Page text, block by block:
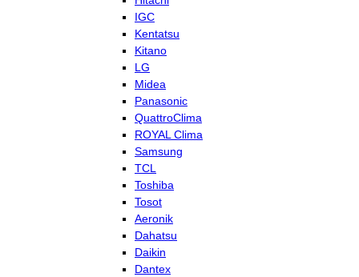
IGC
Kentatsu
Kitano
LG
Midea
Panasonic
QuattroClima
ROYAL Clima
Samsung
TCL
Toshiba
Tosot
Aeronik
Dahatsu
Daikin
Dantex